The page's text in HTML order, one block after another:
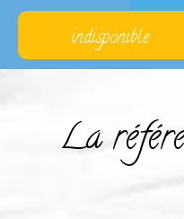
indisponible
La